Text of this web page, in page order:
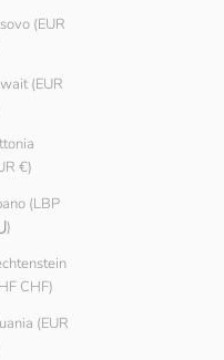
(EUR
(EUR
€)
(LBP
ل.ل)
CHF)
(EUR